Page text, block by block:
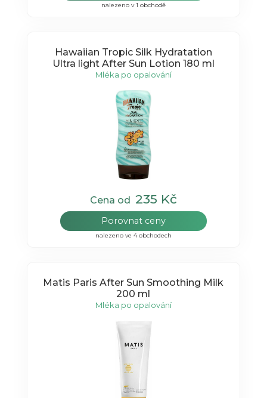
nalezeno v 1 obchodě
Hawaiian Tropic Silk Hydratation
Ultra light After Sun Lotion 180 ml
Mléka po opalování
Cena od 235 Kč
Porovnat ceny
nalezeno ve 4 obchodech
Matis Paris After Sun Smoothing Milk
200 ml
Mléka po opalování